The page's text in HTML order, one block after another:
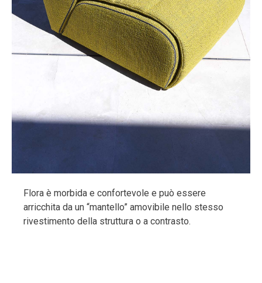
Flora è morbida e confortevole e può essere
arricchita da un “mantello” amovibile nello stesso
rivestimento della struttura o a contrasto.